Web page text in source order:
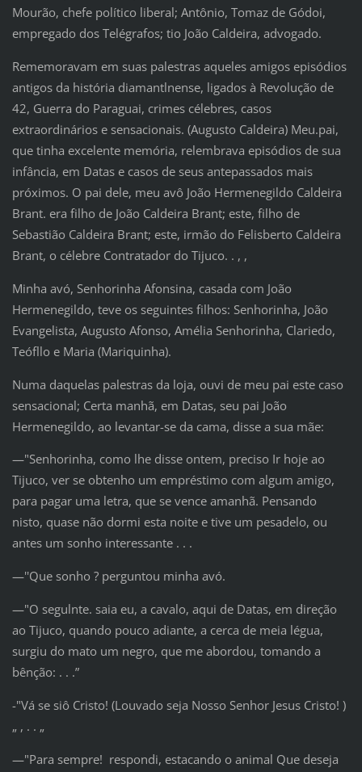
Mourão, chefe político liberal; Antônio, Tomaz de Gódoi,
empregado dos Telégrafos; tio João Caldeira, advogado.
Rememoravam em suas palestras aqueles amigos episódios
antigos da história diamantlnense, ligados à Revolução de
42, Guerra do Paraguai, crimes célebres, casos
extraordinários e sensacionais. (Augusto Caldeira) Meu.pai,
que tinha excelente memória, relembrava episódios de sua
infância, em Datas e casos de seus antepassados mais
próximos. O pai dele, meu avô João Hermenegildo Caldeira
Brant. era filho de João Caldeira Brant; este, filho de
Sebastião Caldeira Brant; este, irmão do Felisberto Caldeira
Brant, o célebre Contratador do Tijuco. . , ,
Minha avó, Senhorinha Afonsina, casada com João
Hermenegildo, teve os seguintes filhos: Senhorinha, João
Evangelista, Augusto Afonso, Amélia Senhorinha, Clariedo,
Teófllo e Maria (Mariquinha).
Numa daquelas palestras da loja, ouvi de meu pai este caso
sensacional; Certa manhã, em Datas, seu pai João
Hermenegildo, ao levantar-se da cama, disse a sua mãe:
—"Senhorinha, como lhe disse ontem, preciso Ir hoje ao
Tijuco, ver se obtenho um empréstimo com algum amigo,
para pagar uma letra, que se vence amanhã. Pensando
nisto, quase não dormi esta noite e tive um pesadelo, ou
antes um sonho interessante . . .
—''Que sonho ? perguntou minha avó.
—"O segulnte. saia eu, a cavalo, aqui de Datas, em direção
ao Tijuco, quando pouco adiante, a cerca de meia légua,
surgiu do mato um negro, que me abordou, tomando a
bênção: . . .”
-"Vá se siô Cristo! (Louvado seja Nosso Senhor Jesus Cristo! )
„ , . . „
—"Para sempre! respondi, estacando o animal Que deseja